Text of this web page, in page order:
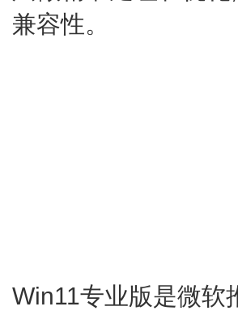
兼容性。
Win11专业版是微软